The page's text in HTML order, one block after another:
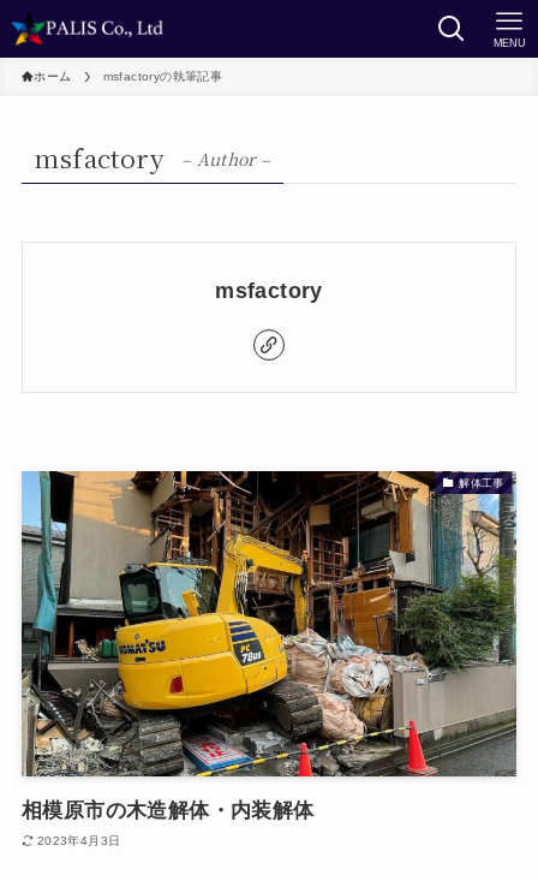
MENU
ホーム msfactoryの執筆記事
msfactory – Author –
msfactory
解体工事
相模原市の木造解体・内装解体
2023年4月3日